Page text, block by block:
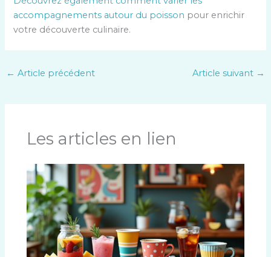
accompagnements autour du poisson pour enrichir
votre découverte culinaire.
← Article précédent Article suivant →
Les articles en lien